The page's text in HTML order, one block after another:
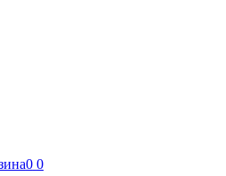
0 0